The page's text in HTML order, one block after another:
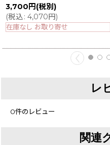
3,700 円 (税別)
(税込: 4,070円)
在庫なし お取り寄せ
レ
0件のレビュー
関連